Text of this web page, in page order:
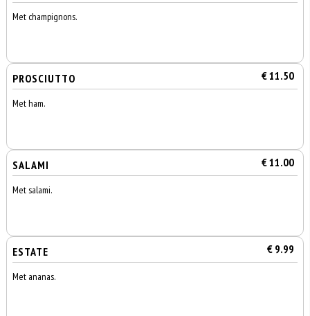
Met champignons.
PROSCIUTTO € 11.50
Met ham.
SALAMI € 11.00
Met salami.
ESTATE € 9.99
Met ananas.